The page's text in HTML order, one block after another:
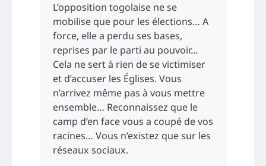
L’opposition togolaise ne se
mobilise que pour les élections… A
force, elle a perdu ses bases,
reprises par le parti au pouvoir…
Cela ne sert à rien de se victimiser
et d’accuser les Églises. Vous
n’arrivez même pas à vous mettre
ensemble… Reconnaissez que le
camp d’en face vous a coupé de vos
racines… Vous n’existez que sur les
réseaux sociaux.